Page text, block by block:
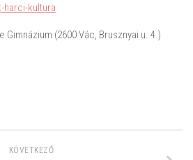
harci-kultura
Gimnázium (2600 Vác, Brusznyai u. 4.)
KÖVETKEZŐ